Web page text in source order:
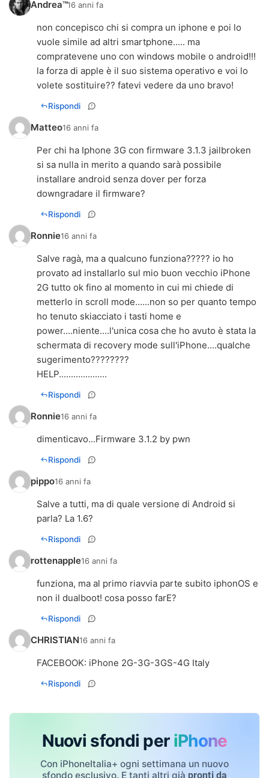
Andrea™16 anni fa
non concepisco chi si compra un iphone e poi lo
vuole simile ad altri smartphone..... ma
compratevene uno con windows mobile o android!!!
la forza di apple è il suo sistema operativo e voi lo
volete sostituire?? fatevi vedere da uno bravo!
Rispondi
Matteo16 anni fa
Per chi ha Iphone 3G con firmware 3.1.3 jailbroken
si sa nulla in merito a quando sarà possibile
installare android senza dover per forza
downgradare il firmware?
Rispondi
Ronnie16 anni fa
Salve ragà, ma a qualcuno funziona????? io ho
provato ad installarlo sul mio buon vecchio iPhone
2G tutto ok fino al momento in cui mi chiede di
metterlo in scroll mode......non so per quanto tempo
ho tenuto skiacciato i tasti home e
power....niente....l'unica cosa che ho avuto è stata la
schermata di recovery mode sull'iPhone....qualche
sugerimento????????
HELP....................
Rispondi
Ronnie16 anni fa
dimenticavo...Firmware 3.1.2 by pwn
Rispondi
pippo16 anni fa
Salve a tutti, ma di quale versione di Android si
parla? La 1.6?
Rispondi
rottenapple16 anni fa
funziona, ma al primo riavvia parte subito iphonOS e
non il dualboot! cosa posso farE?
Rispondi
CHRISTIAN16 anni fa
FACEBOOK: iPhone 2G-3G-3GS-4G Italy
Rispondi
Nuovi sfondi per iPhone
Con iPhoneItalia+ ogni settimana un nuovo
sfondo esclusivo. E tanti altri già pronti da